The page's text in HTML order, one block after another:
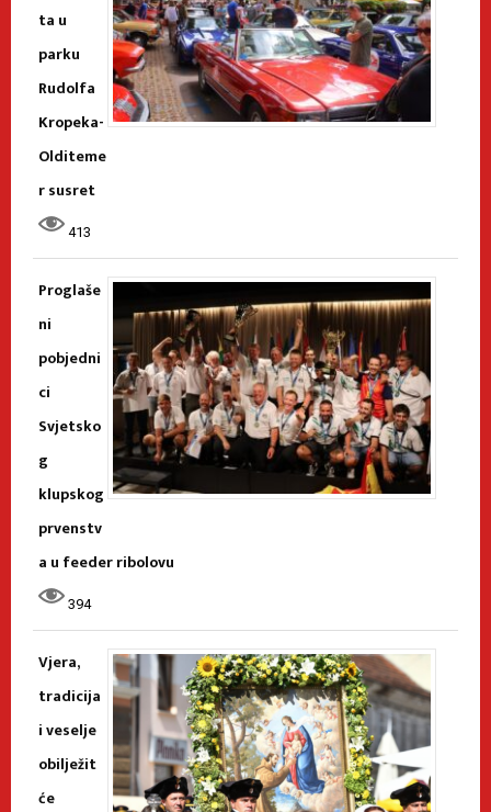
ta u
parku
Rudolfa
Kropeka-
Olditeme
r susret
413
Proglaše
ni
pobjedni
ci
Svjetsko
g
klupskog
prvenstv
a u feeder ribolovu
394
Vjera,
tradicija
i veselje
obilježit
će